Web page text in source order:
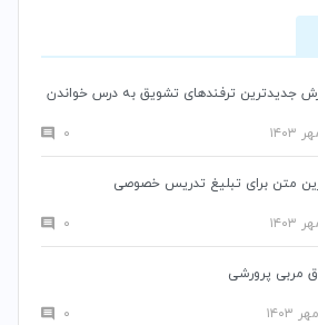
جدیدترین ترفندهای تشویق به درس خواندن
۰
متن برای تبلیغ تدریس خصوصی
۰
مربی پرورشی
۰